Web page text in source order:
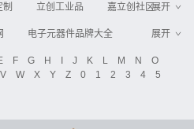
立创工业品
嘉立创社区
嘉立创PCB
嘉立创FA
ZXHPCB
展开
电子元器件品牌大全
机电设备
电子工程网
21icsearch
电子展
网 锂电池 集成灶
展开
F G H I J K L M N
O
V W X Y Z 0 1 2 3 4
5